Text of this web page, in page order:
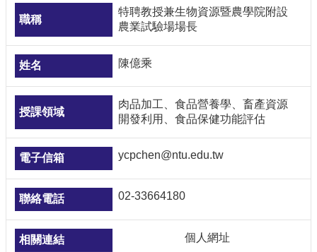
特聘教授兼生物資源暨農學院附設
農業試驗場場長
陳億乘
肉品加工、食品營養學、畜產資源
開發利用、食品保健功能評估
ycpchen@ntu.edu.tw
02-33664180
個人網址